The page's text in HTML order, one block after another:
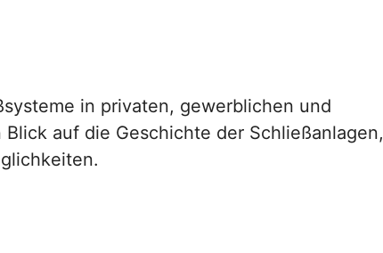
in privaten, gewerblichen und
auf die Geschichte der Schließanlagen,